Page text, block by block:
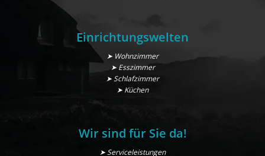
Einrichtungswelten
➤ Wohnzimmer
➤ Esszimmer
➤ Schlafzimmer
➤ Küchen
Wir sind für Sie da!
➤ Serviceleistungen